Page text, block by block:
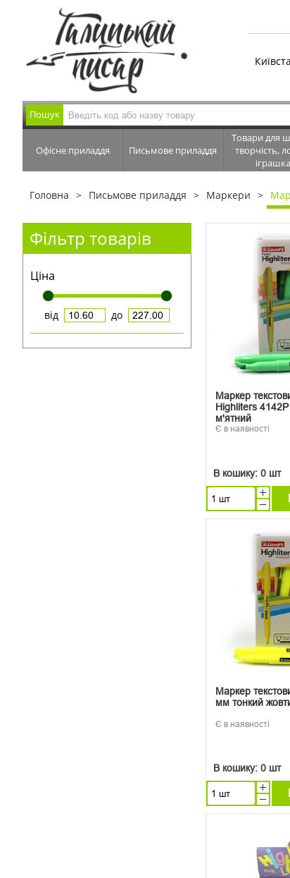
Пошук
Офісне приладдя Письмове приладдя
Товари для
творчість,
іграшка
Головна Письмове приладдя Маркери
Фільтр товарів
Ціна
від до
Маркер
Highliters
м'ятний
Є в наявності
В кошику: 0 шт
Маркер
мм тонкий
Є в наявності
В кошику: 0 шт